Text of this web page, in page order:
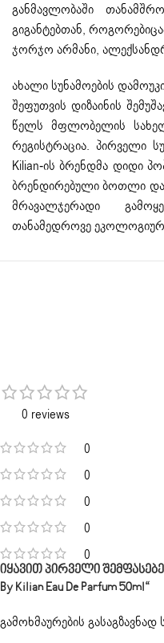
განმავლობაში
გიგანტებთან,
ჯორჯო არმანი,
ახალი სუნამოების
შეფუთვის დიზაინის
წელს მფლობელის
რეგისტრაცია. პირველი
Kilian-ის ბრენდმა დიდი
ბრენდირებული ბოთლი
მრავალჯერადი
თანამედროვე ეკოლოგიურ
0 reviews
0
0
0
0
0
Იყავით Პირველი
By Kilian Eau De Parfum 50ml“
გამოხმაურების გასაგზავნად